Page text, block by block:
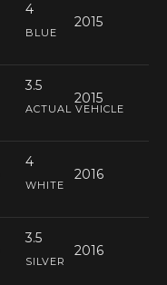
4
2015
BLUE
3.5
2015
ACTUAL VEHICLE
4
2016
WHITE
3.5
2016
SILVER